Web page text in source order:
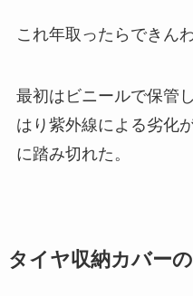
これ年取ったらできん
最初はビニールで保管
はり紫外線による劣化
に踏み切れた。
タイヤ収納カバー